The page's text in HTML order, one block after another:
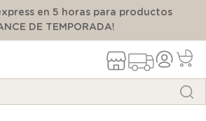
en 5 horas para productos
DE TEMPORADA!